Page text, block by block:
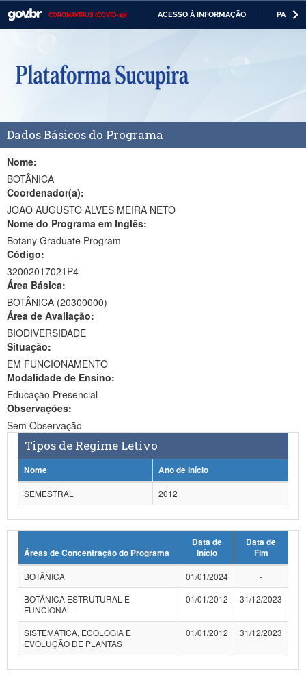
CORONAVÍRUS (COVID-19) ACESSO À INFORMAÇÃO
Casa Civil
Ministério da Defesa
Ministério da Economia
Ministério da Infraestrutura
Ministério da Educação
Ministério da Cidadania
Ministério da Saúde
Ministério de Minas e Energia
Ministério da Ciência, Tecnologia, Inovações e Comunicações
Ministério do Meio Ambiente
Ministério do Turismo
Ministério do Desenvolvimento Regional
Controladoria-Geral da União
Ministério da Mulher, da Família e dos Direitos Humanos
Banco Central do Brasil
Planalto
Dados Básicos do Programa
Nome:
BOTÂNICA
Coordenador(a):
JOAO AUGUSTO ALVES MEIRA NETO
Nome do Programa em Inglês:
Botany Graduate Program
Código:
32002017021P4
Área Básica:
BOTÂNICA (20300000)
Área de Avaliação:
BIODIVERSIDADE
Situação:
EM FUNCIONAMENTO
Modalidade de Ensino:
Educação Presencial
Observações:
Sem Observação
Tipos de Regime Letivo
Nome
Ano de Início
SEMESTRAL
2012
Áreas de Concentração do Programa
Data de
Início
Data de
Fim
BOTÂNICA
01/01/2024
-
BOTÂNICA ESTRUTURAL E
FUNCIONAL
01/01/2012 31/12/2023
SISTEMÁTICA, ECOLOGIA E
EVOLUÇÃO DE PLANTAS
01/01/2012 31/12/2023